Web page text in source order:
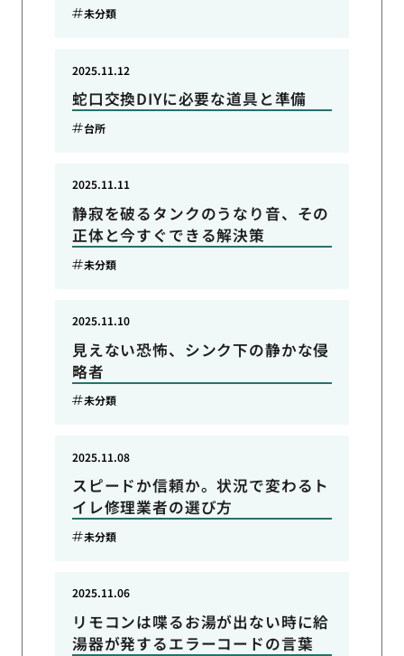
未分類
蛇口交換DIYに必要な道具と準備
2025.11.12
台所
静寂を破るタンクのうなり音、その
正体と今すぐできる解決策
2025.11.11
未分類
見えない恐怖、シンク下の静かな侵
略者
2025.11.10
未分類
スピードか信頼か。状況で変わるト
イレ修理業者の選び方
2025.11.08
未分類
リモコンは喋るお湯が出ない時に給
湯器が発するエラーコードの言葉
2025.11.06